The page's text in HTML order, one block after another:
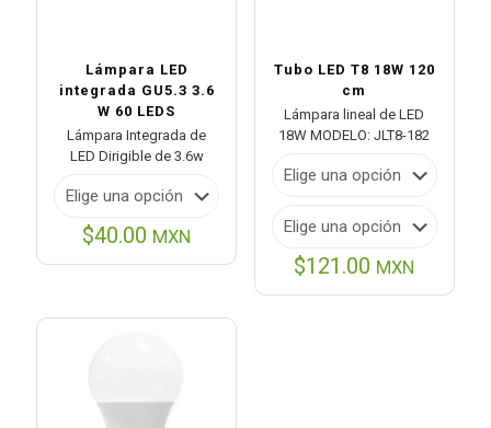
Lámpara LED
integrada GU5.3 3.6
W 60 LEDS
Lámpara Integrada de
LED Dirigible de 3.6w
$40.00 MXN
Tubo LED T8 18W 120
cm
Lámpara lineal de LED
18W MODELO: JLT8-182
$121.00 MXN